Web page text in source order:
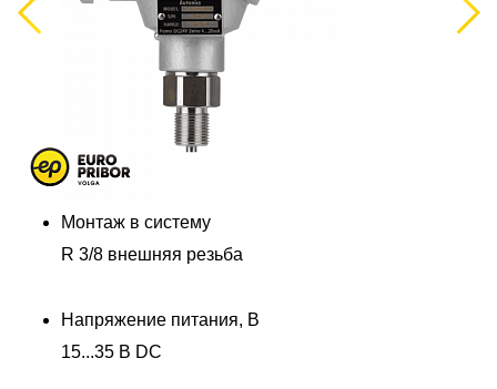
Previous
Монтаж в систему
R 3/8 внешняя резьба
Напряжение питания, В
15...35 В DC
Next